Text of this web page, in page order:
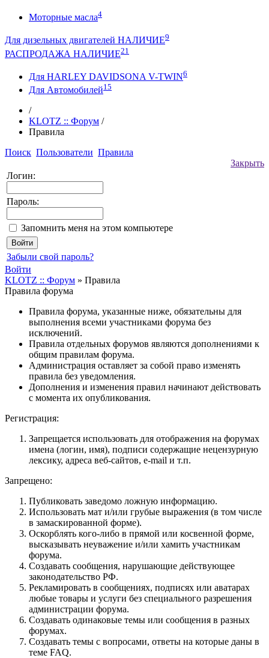
Моторные масла4
Для дизельных двигателей НАЛИЧИЕ9
РАСПРОДАЖА НАЛИЧИЕ21
Для HARLEY DAVIDSONA V-TWIN6
Для Автомобилей15
/
KLOTZ :: Форум /
Правила
Поиск Пользователи Правила
Закрыть
Логин:
Пароль:
Запомнить меня на этом компьютере
Забыли свой пароль?
Войти
KLOTZ :: Форум » Правила
Правила форума
Правила форума, указанные ниже, обязательны для
выполнения всеми участниками форума без
исключений.
Правила отдельных форумов являются дополнениями к
общим правилам форума.
Администрация оставляет за собой право изменять
правила без уведомления.
Дополнения и изменения правил начинают действовать
с момента их опубликования.
Регистрация:
Запрещается использовать для отображения на форумах
имена (логин, имя), подписи содержащие нецензурную
лексику, адреса веб-сайтов, e-mail и т.п.
Запрещено:
Публиковать заведомо ложнyю инфоpмацию.
Использовать мат и/или грубые выражения (в том числе
в замаскированной форме).
Оскорблять кого-либо в прямой или косвенной форме,
высказывать неуважение и/или хамить участникам
форума.
Создавать сообщения, наpyшающие действyющее
законодательство РФ.
Рекламировать в сообщениях, подписях или аватарах
любые товары и услуги без специального разрешения
администрации форума.
Создавать одинаковые темы или сообщения в разных
форумах.
Создавать темы с вопросами, ответы на которые даны в
теме FAQ.